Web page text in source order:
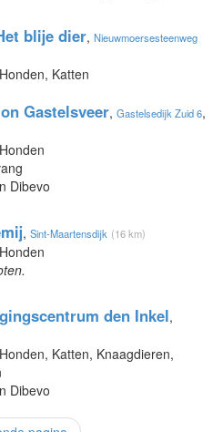
blije dier, Nieuwmoersesteenweg
Katten
Gastelsveer, Gastelsedijk Zuid 6,
Dibevo
, Sint-Maartensdijk (16 km)
den Inkel,
Katten, Knaagdieren,
Dibevo